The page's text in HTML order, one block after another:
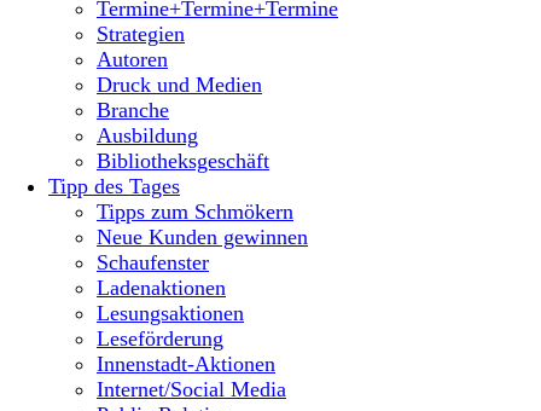
Termine+Termine+Termine
Strategien
Autoren
Druck und Medien
Branche
Ausbildung
Bibliotheksgeschäft
Tipp des Tages
Tipps zum Schmökern
Neue Kunden gewinnen
Schaufenster
Ladenaktionen
Lesungsaktionen
Leseförderung
Innenstadt-Aktionen
Internet/Social Media